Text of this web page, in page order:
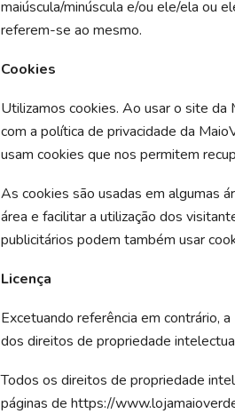
maiúscula/minúscula e/ou ele/ela ou
referem-se ao mesmo.
Cookies
Utilizamos cookies. Ao usar o site da
com a política de privacidade da
usam cookies que nos permitem
As cookies são usadas em algumas
área e facilitar a utilização dos
publicitários podem também usar
Licença
Excetuando referência em contrário,
dos direitos de propriedade
Todos os direitos de propriedade
páginas de https://